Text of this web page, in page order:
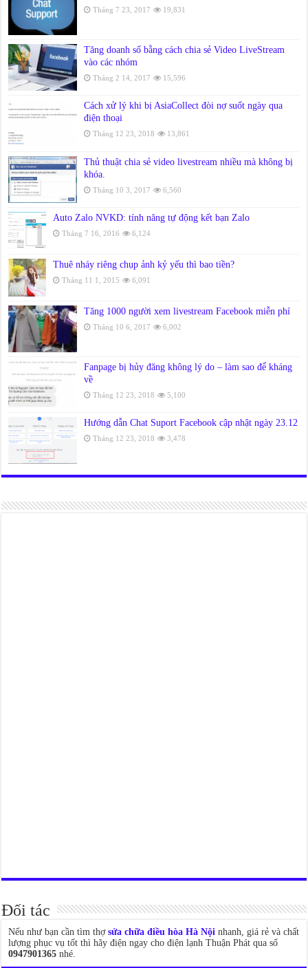
Tháng 7 23, 2017 19,831
Tăng doanh số bằng cách chia sẻ Video LiveStream
vào các nhóm
Tháng 2 14, 2017 15,596
Cách xử lý khi bị AsiaCollect đòi nợ suốt ngày qua
điện thoại
Tháng 12 23, 2018 13,861
Thủ thuật chia sẻ video livestream nhiều mà không bị
khóa.
Tháng 10 3, 2017 6,560
Auto Zalo NVKD: tính năng tự động kết bạn Zalo
Tháng 7 16, 2016 6,124
Thuê nháy riêng chụp ảnh kỷ yếu thì bao tiền?
Tháng 11 1, 2015 6,091
Tăng 1000 người xem livestream Facebook miễn phí
Tháng 10 6, 2017 6,002
Fanpage bị hủy đăng không lý do – làm sao để kháng
về
Tháng 12 23, 2018 5,100
Hướng dẫn Chat Suport Facebook cập nhật ngày 23.12
Tháng 12 23, 2018 3,478
Đối tác
Nếu như bạn cần tìm thợsửa chữa điều hòa Hà Nội nhanh, giá rẻ và chất
lượng phục vụ tốt thì hãy điện ngay cho điện lạnh Thuận Phát qua số
0947901365 nhé.